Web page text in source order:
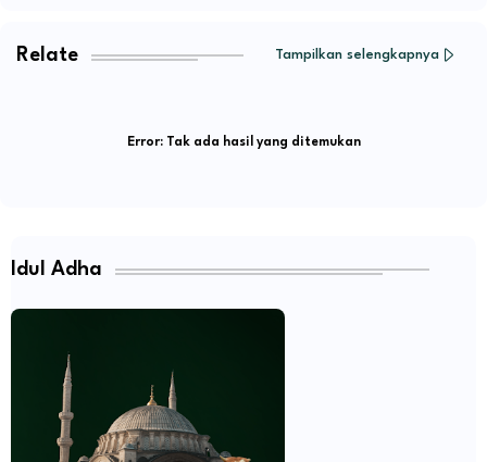
Relate Tampilkan selengkapnya
Error:Tak ada hasil yang ditemukan
Idul Adha